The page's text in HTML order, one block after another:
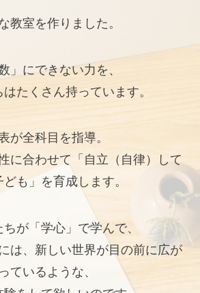
教室を作りました。
」にできない力を、
たくさん持っています。
が全科目を指導。
に合わせて「自立（自律）して
も」を育成します。
ちが「学心」で学んで、
は、新しい世界が目の前に広が
っているような、